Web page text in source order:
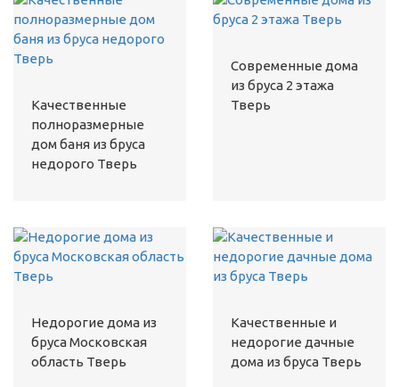
Качественные
полноразмерные
дом баня из бруса
недорого Тверь
Современные дома
из бруса 2 этажа
Тверь
Недорогие дома из
бруса Московская
область Тверь
Качественные и
недорогие дачные
дома из бруса Тверь